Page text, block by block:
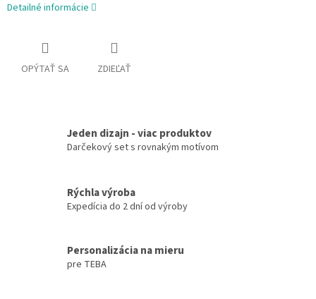
Detailné informácie
OPÝTAŤ SA ZDIEĽAŤ
Jeden dizajn - viac produktov
Darčekový set s rovnakým motívom
Rýchla výroba
Expedícia do 2 dní od výroby
Personalizácia na mieru
pre TEBA